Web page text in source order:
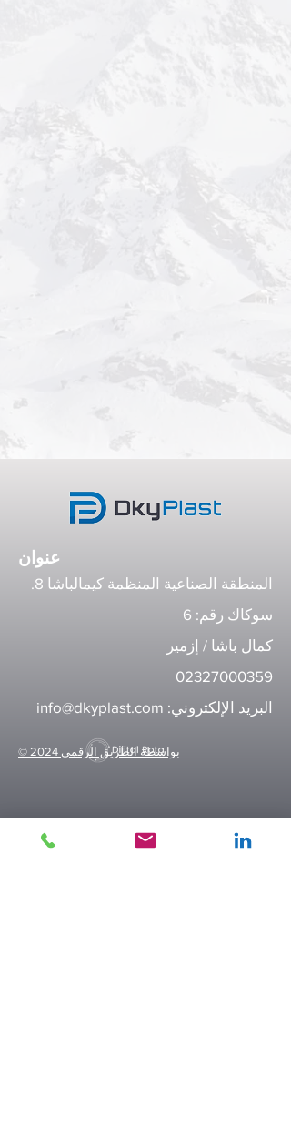
عنوان
المنطقة الصناعية المنظمة كيمالباشا 8.
سوكاك رقم: 6
كمال باشا / إزمير
02327000359
البريد الإلكتروني: info@dkyplast.com
© 2024 بواسطة الطريق الرقمي
تابعنا